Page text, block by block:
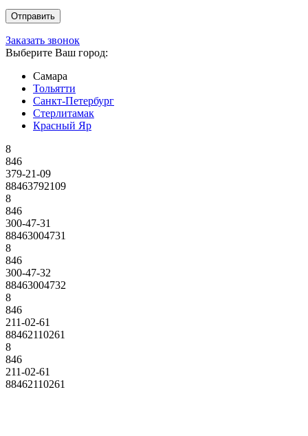
Заказать звонок
Выберите Ваш город:
Самара
Тольятти
Санкт-Петербург
Стерлитамак
Красный Яр
8
846
379-21-09
88463792109
8
846
300-47-31
88463004731
8
846
300-47-32
88463004732
8
846
211-02-61
88462110261
8
846
211-02-61
88462110261